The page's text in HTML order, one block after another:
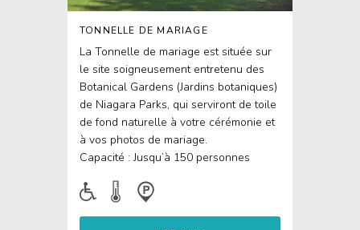
TONNELLE DE MARIAGE
La Tonnelle de mariage est située sur
le site soigneusement entretenu des
Botanical Gardens (Jardins botaniques)
de Niagara Parks, qui serviront de toile
de fond naturelle à votre cérémonie et
à vos photos de mariage.
Capacité : Jusqu’à 150 personnes